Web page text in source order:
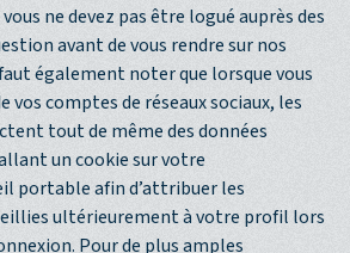
ne devez pas être logué auprès des
avant de vous rendre sur nos
également noter que lorsque vous
vos comptes de réseaux sociaux, les
tout de même des données
un cookie sur votre
portable afin d’attribuer les
ultérieurement à votre profil lors
Pour de plus amples